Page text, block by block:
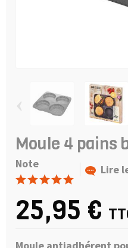
Moule 4 pains
Note Lire
25,95 €